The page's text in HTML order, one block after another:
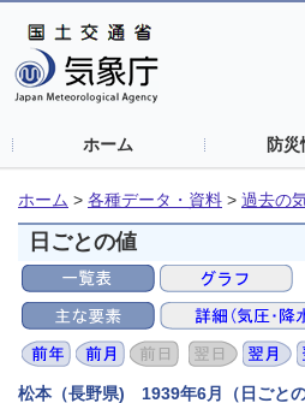
ホーム 防災
ホーム > 各種データ・資料 > 過去の
日ごとの値
松本（長野県) 1939年6月（日ごと